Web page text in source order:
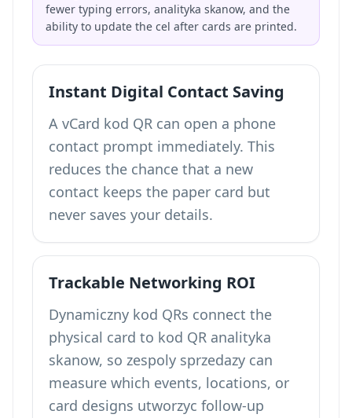
fewer typing errors, analityka skanow, and the
ability to update the cel after cards are printed.
Instant Digital Contact Saving
A vCard kod QR can open a phone
contact prompt immediately. This
reduces the chance that a new
contact keeps the paper card but
never saves your details.
Trackable Networking ROI
Dynamiczny kod QRs connect the
physical card to kod QR analityka
skanow, so zespoly sprzedazy can
measure which events, locations, or
card designs utworzyc follow-up